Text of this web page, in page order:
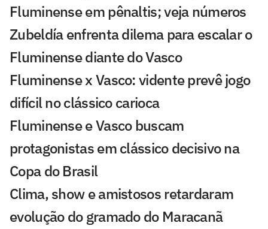
Fluminense em pênaltis; veja números
Zubeldía enfrenta dilema para escalar o
Fluminense diante do Vasco
Fluminense x Vasco: vidente prevê jogo
difícil no clássico carioca
Fluminense e Vasco buscam
protagonistas em clássico decisivo na
Copa do Brasil
Clima, show e amistosos retardaram
evolução do gramado do Maracanã